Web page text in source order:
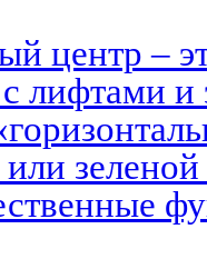
центр –
лифтами и